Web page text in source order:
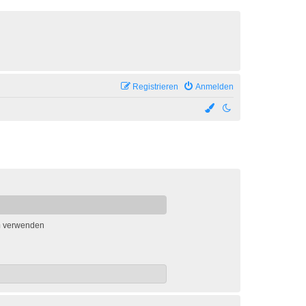
Anmelden
Registrieren
verwenden